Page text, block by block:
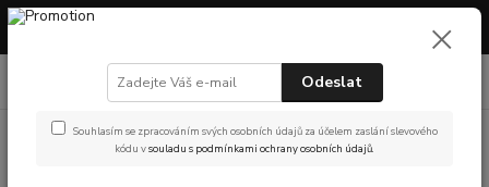
Máme otevřeno! Showroom v Českých Budějovicích – prohlédněte si
Odeslat
Souhlasím se zpracováním svých osobních údajů za účelem zaslání slevového
kódu vsouladu s podmínkami ochrany osobních údajů.